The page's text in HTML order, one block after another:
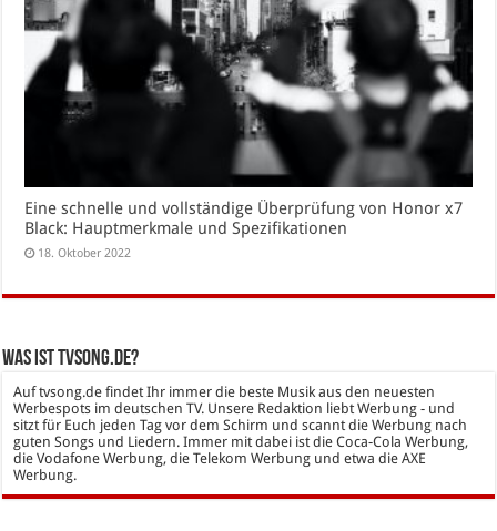
Eine schnelle und vollständige Überprüfung von Honor x7
Black: Hauptmerkmale und Spezifikationen
18. Oktober 2022
Was ist tvsong.de?
Auf tvsong.de findet Ihr immer die beste Musik aus den neuesten
Werbespots im deutschen TV. Unsere Redaktion liebt Werbung - und
sitzt für Euch jeden Tag vor dem Schirm und scannt die Werbung nach
guten Songs und Liedern. Immer mit dabei ist die Coca-Cola Werbung,
die Vodafone Werbung, die Telekom Werbung und etwa die AXE
Werbung.